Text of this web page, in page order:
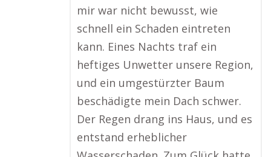
mir war nicht bewusst, wie
schnell ein Schaden eintreten
kann. Eines Nachts traf ein
heftiges Unwetter unsere Region,
und ein umgestürzter Baum
beschädigte mein Dach schwer.
Der Regen drang ins Haus, und es
entstand erheblicher